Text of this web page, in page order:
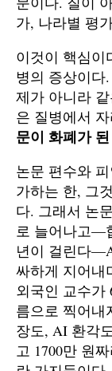
가, 나라별 평
이것이 핵심이
병의 증상이다
제가 아니라
은 질병에서
문이 화폐가
논문 편수와
가하는 한, 그
다. 그래서 논
로 늘어나고—
년이 걸린다
싸하게 지어내
외국인 교수가
름으로 찍어내
장도, AI 환각
고 1700만 원